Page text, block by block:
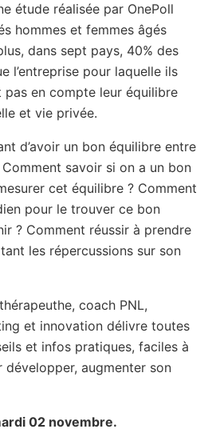
étude réalisée par OnePoll
hommes et femmes âgés
dans sept pays, 40% des
l’entreprise pour laquelle ils
en compte leur équilibre
et vie privée.
d’avoir un bon équilibre entre
savoir si on a un bon
cet équilibre ? Comment
pour le trouver ce bon
? Comment réussir à prendre
les répercussions sur son
coach PNL,
et innovation délivre toutes
et infos pratiques, faciles à
augmenter son
02 novembre.